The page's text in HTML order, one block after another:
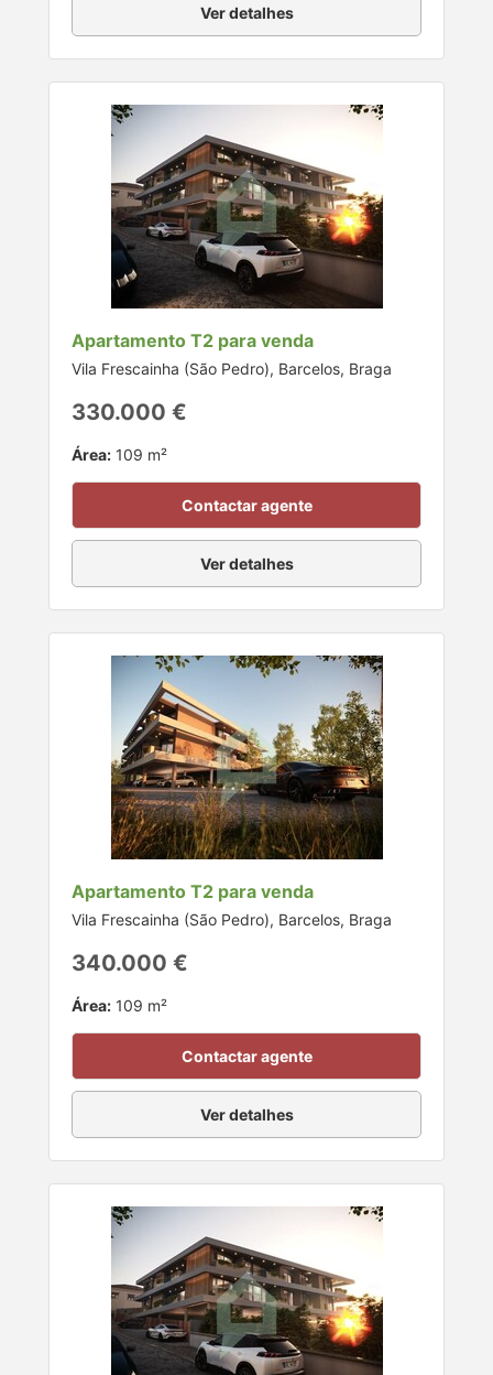
Ver detalhes
Apartamento T2 para venda
Vila Frescainha (São Pedro), Barcelos, Braga
330.000 €
Área: 109 m²
Contactar agente
Ver detalhes
Apartamento T2 para venda
Vila Frescainha (São Pedro), Barcelos, Braga
340.000 €
Área: 109 m²
Contactar agente
Ver detalhes